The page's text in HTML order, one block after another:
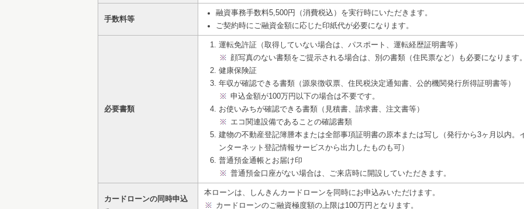
手数料等
融資事務手数料5,500円（消費税込）を実行時にいただきます。
ご契約時にご融資金額に応じた印紙代が必要になります。
必要書類
運転免許証（取得していない場合は、パスポート、運転経歴証明書等）
顔写真のない書類をご提示される場合は、別の書類（住民票など）も必要になります
健康保険証
年収が確認できる書類（源泉徴収票、住民税決定通知書、公的機関発行所得証明書等）
申込金額が100万円以下の場合は不要です。
お使いみちが確認できる書類（見積書、請求書、注文書等）
エコ関連設備であることの確認書類
建物の不動産登記簿謄本または全部事項証明書の原本または写し（発行から3ヶ月以内。
ンターネット登記情報サービスから出力したものも可）
普通預金通帳とお届け印
普通預金口座がない場合は、ご来店時に開設していただきます。
カードローンの同時申込
本ローンは、しんきんカードローンを同時にお申込みいただけます。
カードローンのご融資極度額の上限は100万円となります。